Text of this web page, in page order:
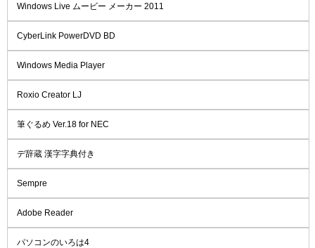
Windows Live ムービー メーカー 2011
CyberLink PowerDVD BD
Windows Media Player
Roxio Creator LJ
筆ぐるめ Ver.18 for NEC
デ辞蔵 漢字字典付き
Sempre
Adobe Reader
パソコンのいろは4